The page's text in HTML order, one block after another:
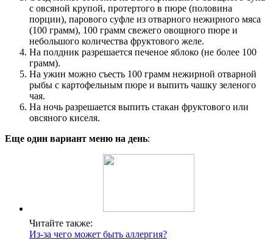
с овсяной крупой, протертого в пюре (половина
порции), парового суфле из отварного нежирного мяса
(100 грамм), 100 грамм свежего овощного пюре и
небольшого количества фруктового желе.
На полдник разрешается печеное яблоко (не более 100
грамм).
На ужин можно съесть 100 грамм нежирной отварной
рыбы с картофельным пюре и выпить чашку зеленого
чая.
На ночь разрешается выпить стакан фруктового или
овсяного киселя.
Еще один вариант меню на день:
Читайте также:
Из-за чего может быть аллергия?